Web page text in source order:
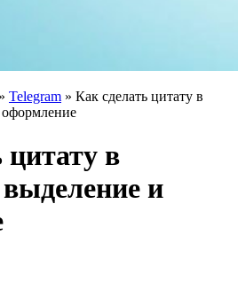
» Telegram » Как сделать цитату в
цитату в
и